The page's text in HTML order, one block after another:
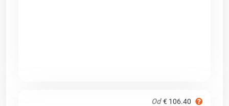
Od € 106.40